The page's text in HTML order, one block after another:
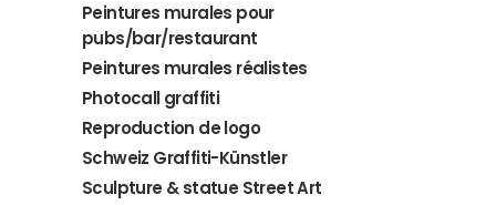
Peintures murales pour
pubs/bar/restaurant
Peintures murales réalistes
Photocall graffiti
Reproduction de logo
Schweiz Graffiti-Künstler
Sculpture & statue Street Art